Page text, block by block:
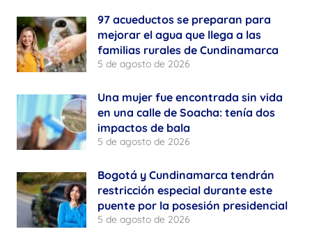
97 acueductos se preparan para
mejorar el agua que llega a las
familias rurales de Cundinamarca
5 de agosto de 2026
Una mujer fue encontrada sin vida
en una calle de Soacha: tenía dos
impactos de bala
5 de agosto de 2026
Bogotá y Cundinamarca tendrán
restricción especial durante este
puente por la posesión presidencial
5 de agosto de 2026